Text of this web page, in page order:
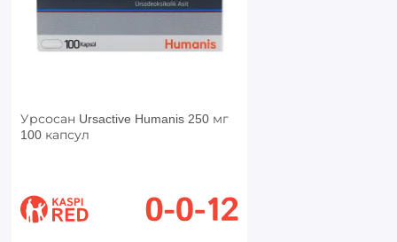
Урсосан Ursactive Humanis 250 мг
100 капсул